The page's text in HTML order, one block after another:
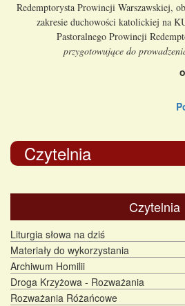
Redemptorysta Prowincji Warszawskiej,
zakresie duchowości katolickiej na
Pastoralnego Prowincji
przygotowujące do
Czytelnia
Czytelnia
Liturgia słowa na dziś
Materiały do wykorzystania
Archiwum Homilii
Droga Krzyżowa - Rozważania
Rozważania Różańcowe